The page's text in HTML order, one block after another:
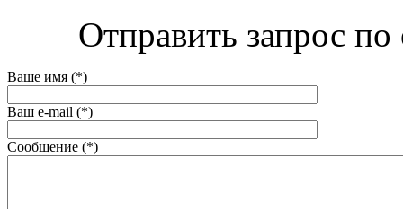
Отправить запрос
Ваше имя (*)
Ваш e-mail (*)
Сообщение (*)